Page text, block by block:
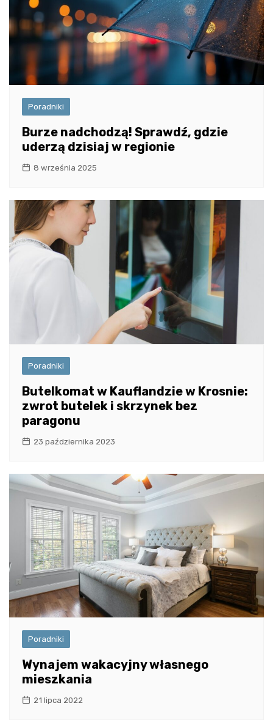
Poradniki
Burze nadchodzą! Sprawdź, gdzie
uderzą dzisiaj w regionie
8 września 2025
Poradniki
Butelkomat w Kauflandzie w Krosnie:
zwrot butelek i skrzynek bez
paragonu
23 października 2023
Poradniki
Wynajem wakacyjny własnego
mieszkania
21 lipca 2022